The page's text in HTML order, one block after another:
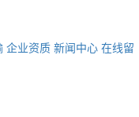
企业资质 新闻中心 在线留